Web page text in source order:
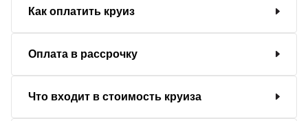
Как оплатить круиз
Оплата в рассрочку
Что входит в стоимость круиза